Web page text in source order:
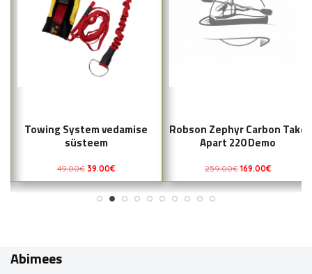
Towing System vedamise
süsteem
49.00€ 39.00€
Robson Zephyr Carbon Take
Apart 220 Demo
259.00€ 169.00€
Abimees